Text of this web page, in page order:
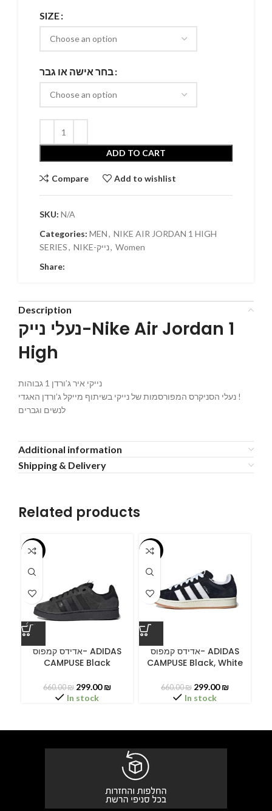
SIZE
בחר אישה או גבר
ADD TO CART
Compare Add to wishlist
SKU: N/A
Categories: MEN, NIKE AIR JORDAN 1 HIGH
SERIES, NIKE-נייק, Women
Share:
Description
נעלי נייק-Nike Air Jordan 1
High
נייקי איר ג’ורדן 1 גבוהות
נעלי הסניקרס המפורסמות של נייקי בשיתוף מייקל ג’ורדן האגדי !
לנשים וגברים
Additional information
Shipping & Delivery
Related products
-55%
אדידס קמפוס- ADIDAS
CAMPUSE Black
660.00₪ 299.00₪
In stock
-55%
אדידס קמפוס- ADIDAS
CAMPUSE Black, White
660.00₪ 299.00₪
In stock